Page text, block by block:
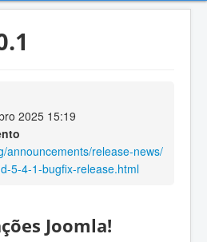
2025 15:19
announcements/release-news/
5-4-1-bugfix-release.html
Joomla!